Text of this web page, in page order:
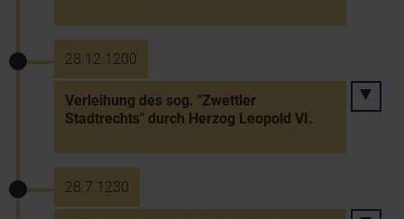
28.12.1200
Verleihung des sog. "Zwettler
Stadtrechts" durch Herzog Leopold VI.
28.7.1230